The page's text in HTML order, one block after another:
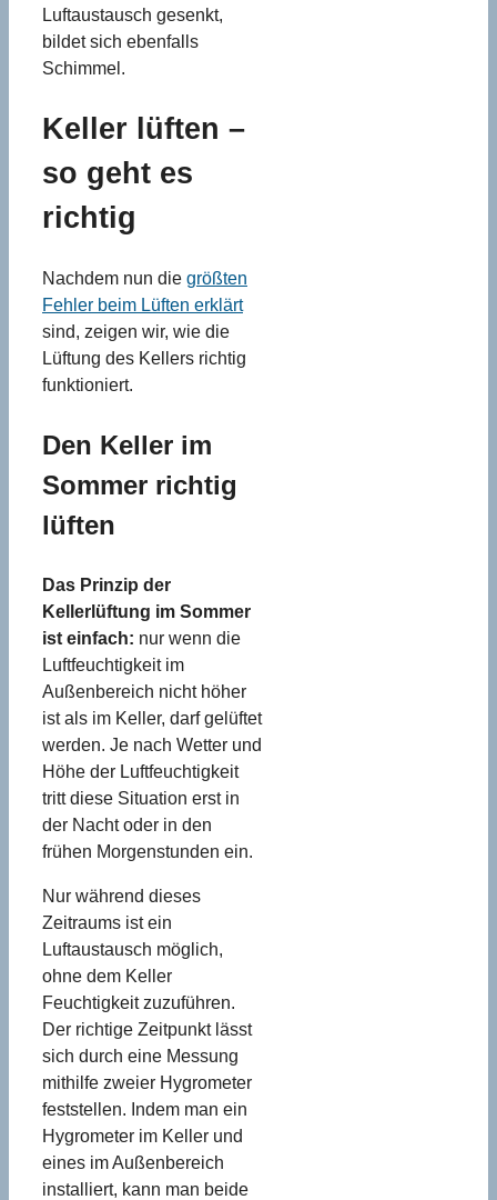
Luftaustausch gesenkt,
bildet sich ebenfalls
Schimmel.
Keller lüften –
so geht es
richtig
Nachdem nun die größten
Fehler beim Lüften erklärt
sind, zeigen wir, wie die
Lüftung des Kellers richtig
funktioniert.
Den Keller im
Sommer richtig
lüften
Das Prinzip der
Kellerlüftung im Sommer
ist einfach: nur wenn die
Luftfeuchtigkeit im
Außenbereich nicht höher
ist als im Keller, darf gelüftet
werden. Je nach Wetter und
Höhe der Luftfeuchtigkeit
tritt diese Situation erst in
der Nacht oder in den
frühen Morgenstunden ein.
Nur während dieses
Zeitraums ist ein
Luftaustausch möglich,
ohne dem Keller
Feuchtigkeit zuzuführen.
Der richtige Zeitpunkt lässt
sich durch eine Messung
mithilfe zweier Hygrometer
feststellen. Indem man ein
Hygrometer im Keller und
eines im Außenbereich
installiert, kann man beide